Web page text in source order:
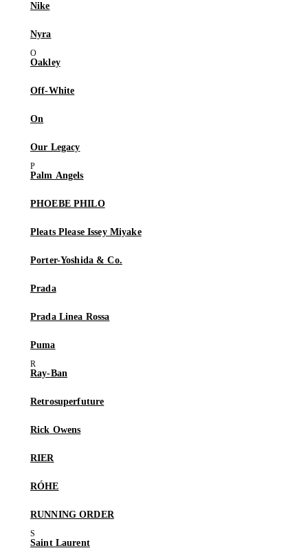
Nike
Nyra
Oakley
Off-White
On
Our Legacy
Palm Angels
PHOEBE PHILO
Pleats Please Issey Miyake
Porter-Yoshida & Co.
Prada
Prada Linea Rossa
Puma
Ray-Ban
Retrosuperfuture
Rick Owens
RIER
RÓHE
RUNNING ORDER
Saint Laurent